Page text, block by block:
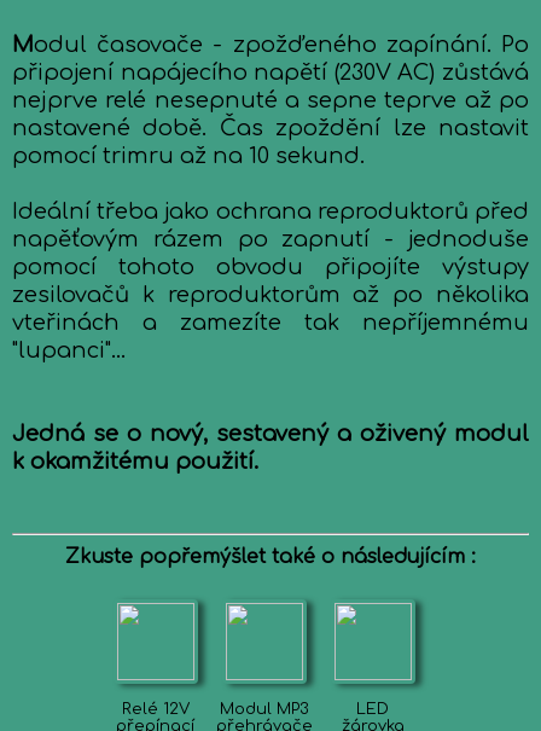
Modul časovače - zpožďeného zapínání. Po
připojení napájecího napětí (230V AC) zůstává
nejprve relé nesepnuté a sepne teprve až po
nastavené době. Čas zpoždění lze nastavit
pomocí trimru až na 10 sekund.
Ideální třeba jako ochrana reproduktorů před
napěťovým rázem po zapnutí - jednoduše
pomocí tohoto obvodu připojíte výstupy
zesilovačů k reproduktorům až po několika
vteřinách a zamezíte tak nepříjemnému
"lupanci"...
Jedná se o nový, sestavený a oživený modul
k okamžitému použití.
Zkuste popřemýšlet také o následujícím :
Relé 12V
přepínací
Modul MP3
přehrávače
LED
žárovka